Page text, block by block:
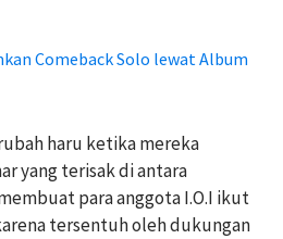
Comeback Solo lewat Album
haru ketika mereka
yang terisak di antara
para anggota I.O.I ikut
tersentuh oleh dukungan